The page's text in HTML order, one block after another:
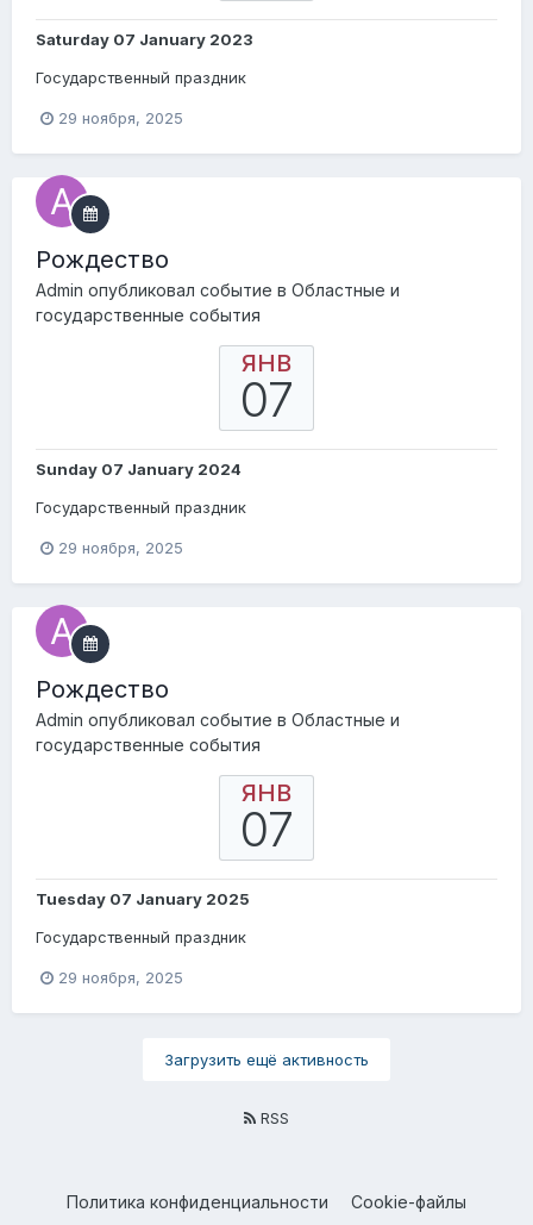
Saturday 07 January 2023
Государственный праздник
29 ноября, 2025
Pождество
Admin опубликовал событие в Областные и
государственные события
ЯНВ
07
Sunday 07 January 2024
Государственный праздник
29 ноября, 2025
Pождество
Admin опубликовал событие в Областные и
государственные события
ЯНВ
07
Tuesday 07 January 2025
Государственный праздник
29 ноября, 2025
Загрузить ещё активность
RSS
Политика конфиденциальности Cookie-файлы